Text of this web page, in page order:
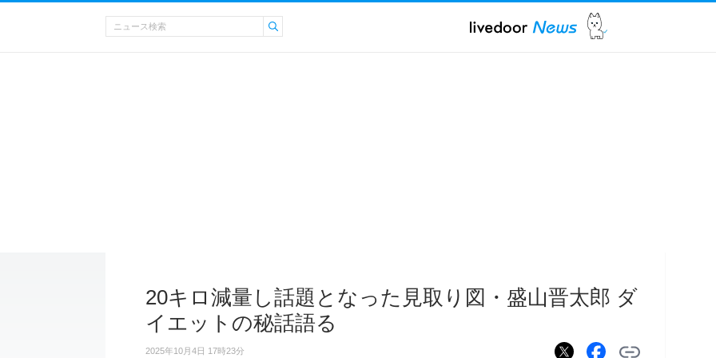
20キロ減量し話題となった見取り図・盛山晋太郎 ダ
イエットの秘話語る
2025年10月4日 17時23分